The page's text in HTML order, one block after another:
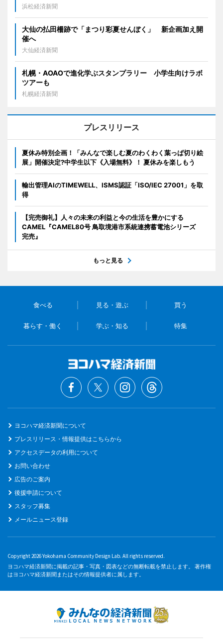
浜松経済新聞
大仙の払田柵跡で「まつり彩夏せんぼく」 新企画加え開
催へ
大仙経済新聞
札幌・AOAOで進化学ぶスタンプラリー 小学生向けラボ
ツアーも
札幌経済新聞
プレスリリース
夏休み特別企画！「みんなで楽しむ夏のわくわく葉っぱ切り絵
展」開催決定?中学生以下《入場無料》！ 夏休みを楽しもう
輸出管理AIのTIMEWELL、ISMS認証「ISO/IEC 27001」を取
得
【完売御礼】人々の未来の利益と今の生活を豊かにする
CAMEL『CAMEL80号 鳥取境港市系統連携蓄電池シリーズ
完売』
もっと見る
食べる 見る・遊ぶ 買う
暮らす・働く 学ぶ・知る 特集
ヨコハマ経済新聞について
プレスリリース・情報提供はこちらから
アクセスデータの利用について
お問い合わせ
広告のご案内
後援申請について
スタッフ募集
メールニュース登録
Copyright 2026 Yokohama Community Design Lab. All rights reserved.
ヨコハマ経済新聞に掲載の記事・写真・図表などの無断転載を禁止します。 著作権
はヨコハマ経済新聞またはその情報提供者に属します。